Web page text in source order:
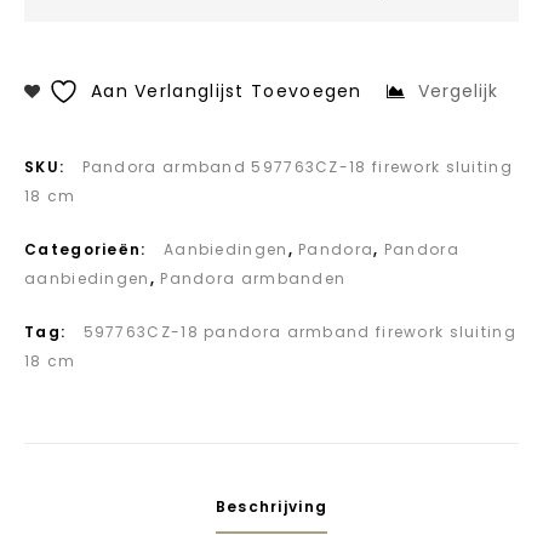
Aan Verlanglijst Toevoegen Vergelijk
SKU:
Pandora armband 597763CZ-18 firework sluiting
18 cm
Categorieën: Aanbiedingen, Pandora, Pandora
aanbiedingen, Pandora armbanden
Tag:
597763CZ-18 pandora armband firework sluiting
18 cm
Beschrijving